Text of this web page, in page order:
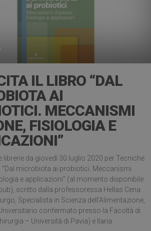
IL LIBRO “DAL
AI
MECCANISMI
FISIOLOGIA E
librerie da giovedì 30 luglio 2020 per Tecniche
“Dal microbiota ai probiotici. Meccanismi
e applicazioni” (al momento disponibile
scritto dalla professoressa Hellas Cena
Specialista in Scienza dell’Alimentazione,
confermato presso la Facoltà di
– Università di Pavia) e Ilaria